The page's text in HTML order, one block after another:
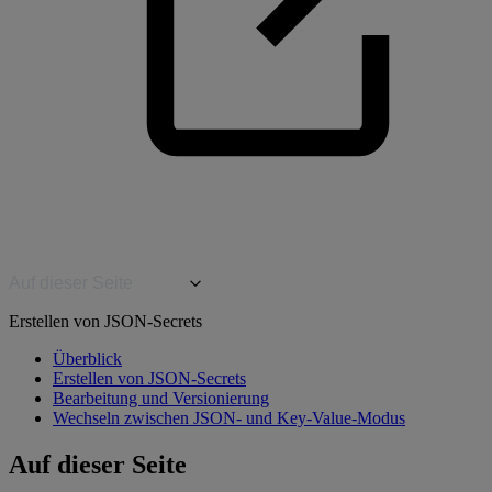
Erstellen von JSON-Secrets
Überblick
Erstellen von JSON-Secrets
Bearbeitung und Versionierung
Wechseln zwischen JSON- und Key-Value-Modus
Auf dieser Seite